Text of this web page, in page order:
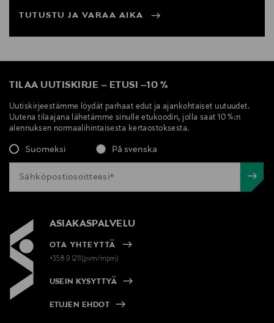
TUTUSTU JA VARAA AIKA
TILAA UUTISKIRJE – ETUSI –10 %
Uutiskirjeestämme löydät parhaat edut ja ajankohtaiset uutuudet.
Uutena tilaajana lähetämme sinulle etukoodin, jolla saat 10 %:n
alennuksen normaalihintaisesta kertaostoksesta.
Suomeksi På svenska
ASIAKASPALVELU
OTA YHTEYTTÄ
+358 9 1211(pvm/mpm)
USEIN KYSYTTYÄ
ETUJEN EHDOT